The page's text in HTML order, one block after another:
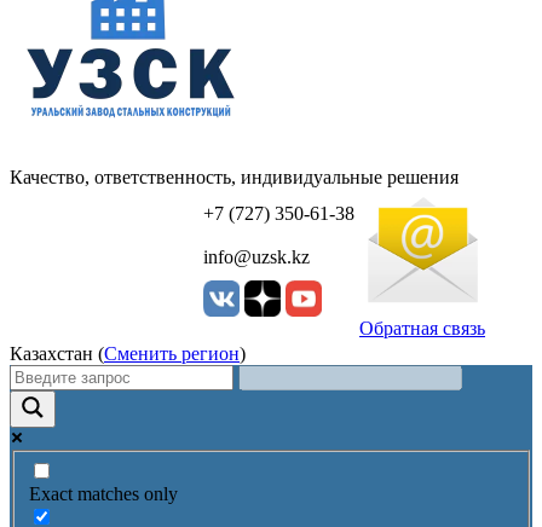
УЗСК Казахстан
Качество, ответственность, индивидуальные решения
+7 (727) 350-61-38
info@uzsk.kz
Обратная связь
Казахстан (Сменить регион)
Exact matches only